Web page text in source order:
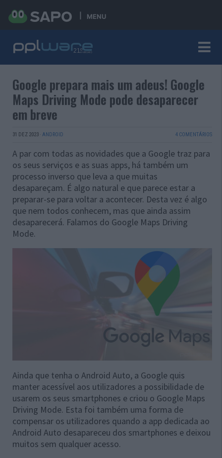
MENU
Google prepara mais um adeus! Google
Maps Driving Mode pode desaparecer
em breve
31 DEZ 2023 · ANDROID 4 COMENTÁRIOS
A par com todas as novidades que a Google traz para
os seus serviços e as suas apps, há também um
processo inverso que leva a que muitas
desapareçam. É algo natural e que parece estar a
preparar-se para voltar a acontecer. Desta vez é algo
que nem todos conhecem, mas que ainda assim
desaparecerá. Falamos do Google Maps Driving
Mode.
Ainda que tenha o Android Auto, a Google quis
manter acessível aos utilizadores a possibilidade de
usarem os seus smartphones e criou o Google Maps
Driving Mode. Esta foi também uma forma de
compensar os utilizadores quando a app dedicada ao
Android Auto desapareceu dos smartphones e deixou
muitos sem qualquer acesso.